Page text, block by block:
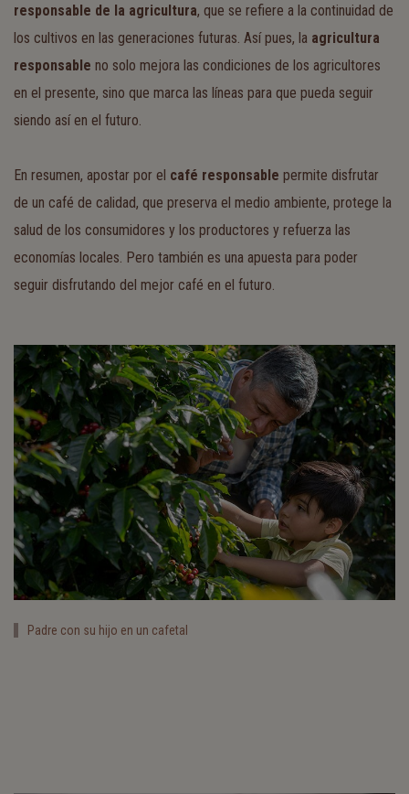
responsable de la agricultura, que se refiere a la continuidad de
los cultivos en las generaciones futuras. Así pues, la agricultura
responsable no solo mejora las condiciones de los agricultores
en el presente, sino que marca las líneas para que pueda seguir
siendo así en el futuro.
En resumen, apostar por el café responsable permite disfrutar
de un café de calidad, que preserva el medio ambiente, protege la
salud de los consumidores y los productores y refuerza las
economías locales. Pero también es una apuesta para poder
seguir disfrutando del mejor café en el futuro.
Padre con su hijo en un cafetal